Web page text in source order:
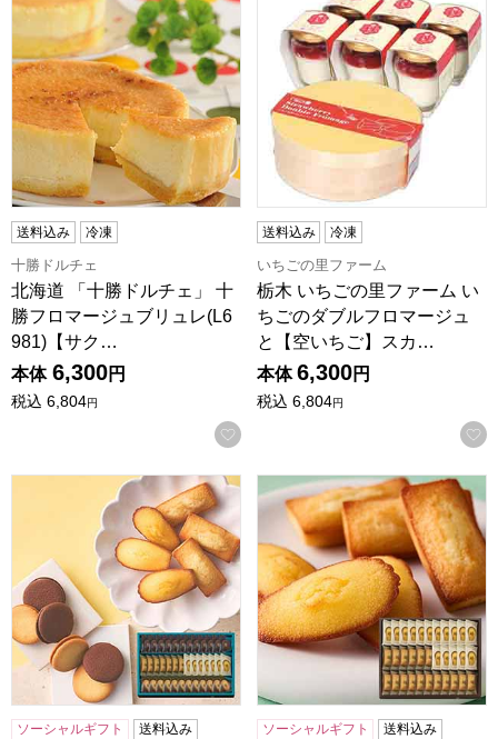
送料込み 冷凍
十勝ドルチェ
北海道 「十勝ドルチェ」 十
勝フロマージュブリュレ(L6
981)【サク…
本体 6,300円
税込 6,804円
お気に入りに登録する
送料込み 冷凍
いちごの里ファーム
栃木 いちごの里ファーム い
ちごのダブルフロマージュ
と【空いちご】スカ…
本体 6,300円
税込 6,804円
アンリ・シャルパンティエ ラング・ド・シャ･アソート LL
ソーシャルギフト 送料込み
アンリ・シャルパンティエ
ソーシャルギフト 送料込み